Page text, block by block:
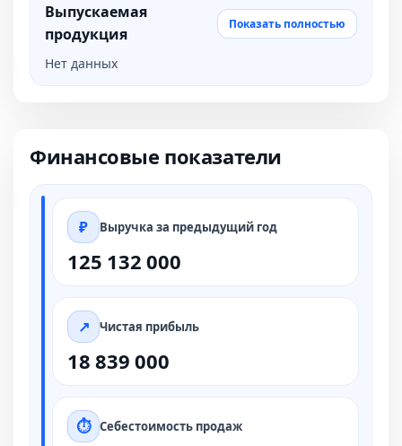
Выпускаемая
продукция
Показать полностью
Нет данных
Финансовые показатели
Выручка за предыдущий год
125 132 000
Чистая прибыль
18 839 000
Себестоимость продаж